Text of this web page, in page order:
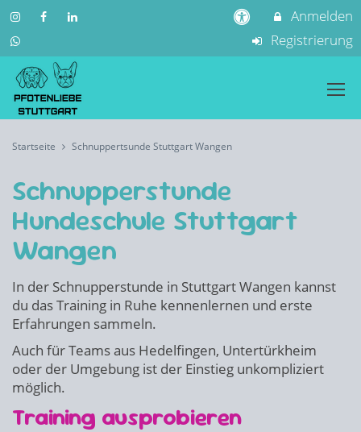
Anmelden
Registrierung
Startseite Schnuppertsunde Stuttgart Wangen
Schnupperstunde
Hundeschule Stuttgart
Wangen
In der Schnupperstunde in Stuttgart Wangen kannst
du das Training in Ruhe kennenlernen und erste
Erfahrungen sammeln.
Auch für Teams aus Hedelfingen, Untertürkheim
oder der Umgebung ist der Einstieg unkompliziert
möglich.
Training ausprobieren